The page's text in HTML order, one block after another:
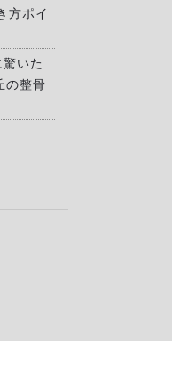
方ポイ
いた
の整骨